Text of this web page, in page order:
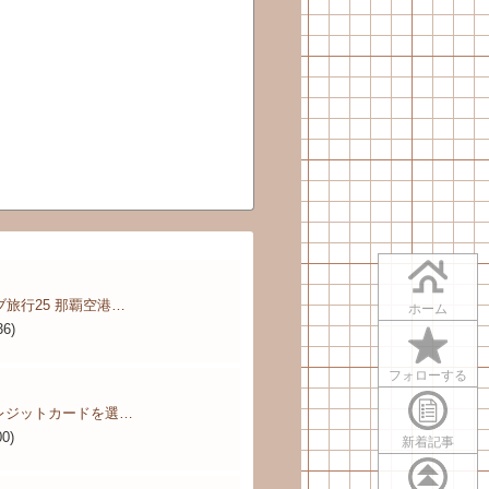
ホーム
フォローする
新着記事
旅行25 那覇空港…
ジットカードを選…